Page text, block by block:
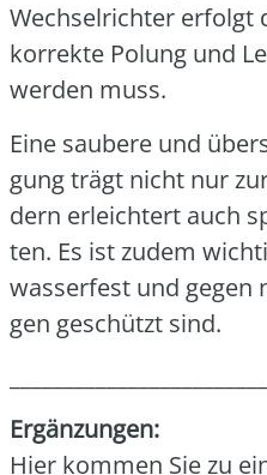
Wech­sel­rich­ter erfolgt
kor­rek­te Polung und
wer­den muss.
Eine sau­be­re und
gung trägt nicht nur
dern erleich­tert auch
ten. Es ist zudem
was­ser­fest und
gen geschützt sind.
Ergän­zun­gen:
Hier kom­men Sie zu